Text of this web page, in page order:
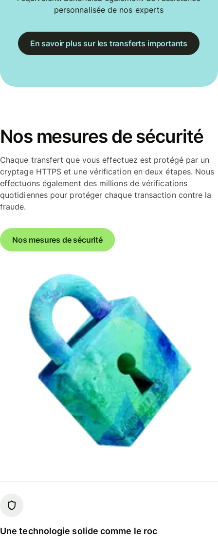
personnalisée de nos experts
En savoir plus sur les transferts importants
Nos mesures de sécurité
Chaque transfert que vous effectuez est protégé par un
cryptage HTTPS et une vérification en deux étapes. Nous
effectuons également des millions de vérifications
quotidiennes pour protéger chaque transaction contre la
fraude.
Nos mesures de sécurité
Une technologie solide comme le roc